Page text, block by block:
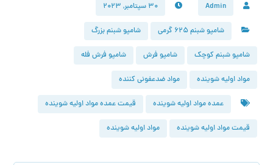
Admin ۳۰ سپتامبر, ۲۰۲۳
شامپو شبنم 625 گرمی شامپو شبنم بزرگ
شامپو شبنم کوچک شامپو فرش شامپو فرش فله
مواد اولیه شوینده مواد ضدعفونی کننده
عمده مواد اولیه شوینده قیمت عمده مواد اولیه شوینده
قیمت مواد اولیه شوینده مواد اولیه شوینده